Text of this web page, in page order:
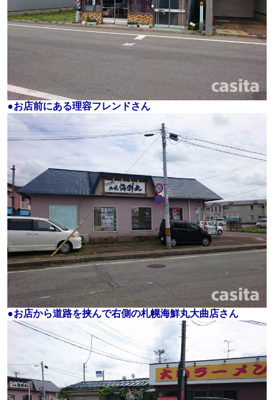
●お店前にある理容フレンドさん
●お店から道路を挟んで右側の札幌海鮮丸大曲店さん